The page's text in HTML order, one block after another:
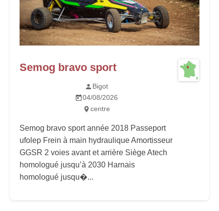
Semog bravo sport
Bigot
04/08/2026
centre
Semog bravo sport année 2018 Passeport
ufolep Frein à main hydraulique Amortisseur
GGSR 2 voies avant et arrière Siège Atech
homologué jusqu’à 2030 Harnais
homologué jusqu�...